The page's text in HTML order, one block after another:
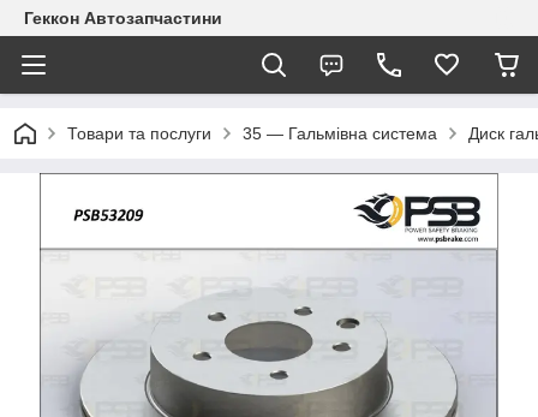
Геккон Автозапчастини
Товари та послуги 35 — Гальмівна система Диск